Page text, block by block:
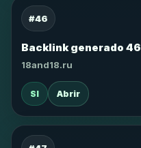
#46
Backlink generado 46
18and18.ru
SI Abrir